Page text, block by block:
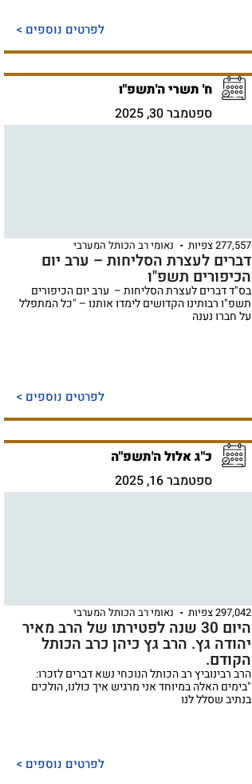
לפרטים נוספים >
ח' תשרי ה'תשפ"ו
ספטמבר 30, 2025
277,557 צפיות נאומי רב הכותל המערבי
דברים לעצרת הסליחות – ערב יום
הכיפורים תשפ"ו
בס"ד דברים לעצרת הסליחות – ערב יום הכיפורים
תשפ"ו רבותינו הקדושים לימדו אותנו – "כל המתפלל
על חברו נענה
לפרטים נוספים >
כ"ג אלול ה'תשפ"ה
ספטמבר 16, 2025
297,042 צפיות נאומי רב הכותל המערבי
היום 30 שנה לפטירתו של הרב מאיר
יהודה גץ. הרב גץ כיהן כרב הכותל
הקודם.
הרב רבינוביץ רב הכותל הנוכחי נשא דברים לזכרו:
"בימים האלה במיוחד אני מרגיש איך כולנו, הולכים
בנתיב שסלל לנו
לפרטים נוספים >